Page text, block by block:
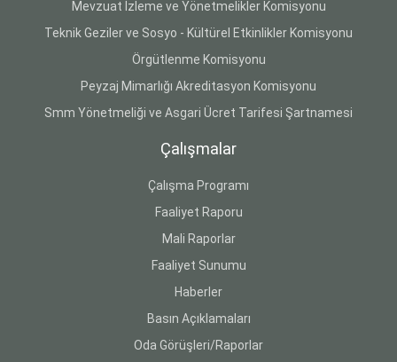
Mevzuat İzleme ve Yönetmelikler Komisyonu
Teknik Geziler ve Sosyo - Kültürel Etkinlikler Komisyonu
Örgütlenme Komisyonu
Peyzaj Mimarlığı Akreditasyon Komisyonu
Smm Yönetmeliği ve Asgari Ücret Tarifesi Şartnamesi
Çalışmalar
Çalışma Programı
Faaliyet Raporu
Mali Raporlar
Faaliyet Sunumu
Haberler
Basın Açıklamaları
Oda Görüşleri/Raporlar